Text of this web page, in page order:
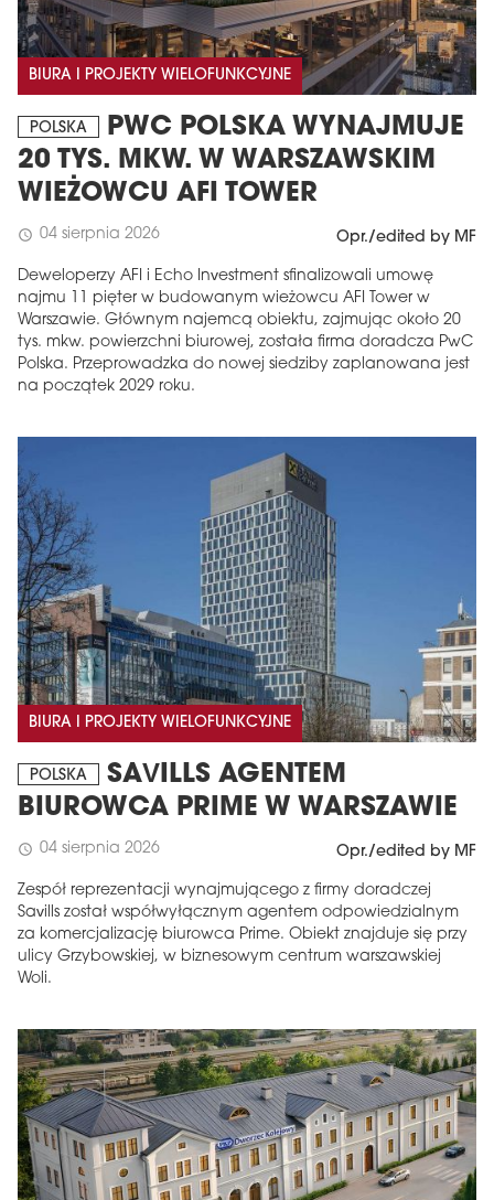
BIURA I PROJEKTY WIELOFUNKCYJNE
POLSKA
PWC POLSKA WYNAJMUJE
20 TYS. MKW. W WARSZAWSKIM
WIEŻOWCU AFI TOWER
schedule 04 sierpnia 2026 Opr./edited by MF
Deweloperzy AFI i Echo Investment sfinalizowali umowę
najmu 11 pięter w budowanym wieżowcu AFI Tower w
Warszawie. Głównym najemcą obiektu, zajmując około 20
tys. mkw. powierzchni biurowej, została firma doradcza PwC
Polska. Przeprowadzka do nowej siedziby zaplanowana jest
na początek 2029 roku.
BIURA I PROJEKTY WIELOFUNKCYJNE
POLSKA
SAVILLS AGENTEM
BIUROWCA PRIME W WARSZAWIE
schedule 04 sierpnia 2026 Opr./edited by MF
Zespół reprezentacji wynajmującego z firmy doradczej
Savills został współwyłącznym agentem odpowiedzialnym
za komercjalizację biurowca Prime. Obiekt znajduje się przy
ulicy Grzybowskiej, w biznesowym centrum warszawskiej
Woli.